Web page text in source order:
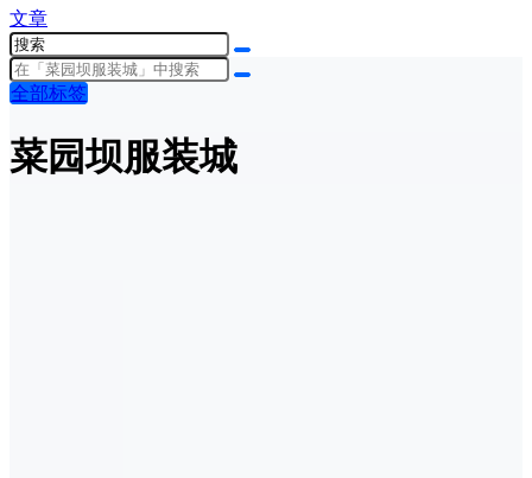
文章
全部标签
菜园坝服装城